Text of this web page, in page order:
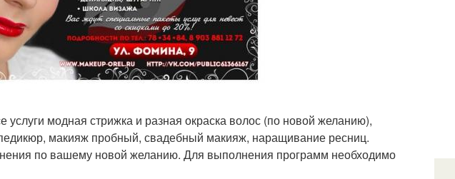
услуги модная стрижка и разная окраска волос (по новой желанию),
макияж пробный, свадебный макияж, наращивание ресниц.
по вашему новой желанию. Для выполнения программ необходимо